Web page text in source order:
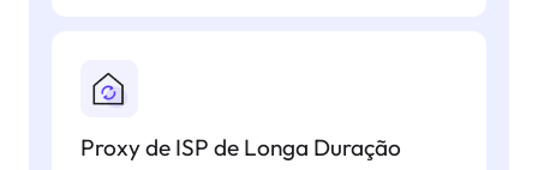
Proxy de ISP de Longa Duração